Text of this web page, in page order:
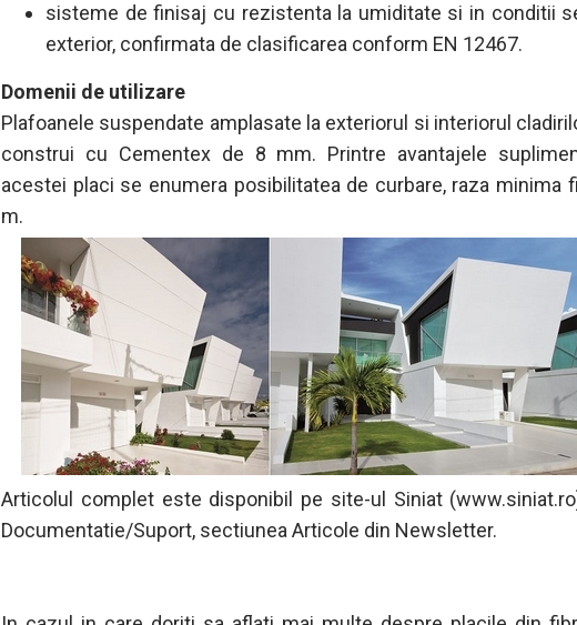
sisteme de finisaj cu rezistenta la umiditate si in conditii
exterior, confirmata de clasificarea conform EN 12467.
Domenii de utilizare
Plafoanele suspendate amplasate la exteriorul si interiorul
construi cu Cementex de 8 mm. Printre avantajele
acestei placi se enumera posibilitatea de curbare, raza minima
m.
Articolul complet este disponibil pe site-ul Siniat
Documentatie/Suport, sectiunea Articole din Newsletter.